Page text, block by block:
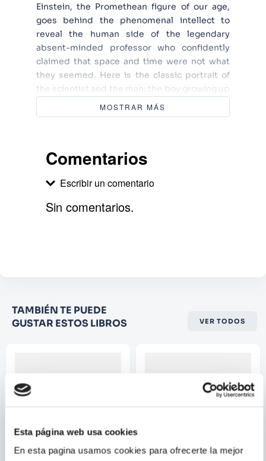
Esta página web usa cookies
En esta pagina usamos cookies para ofrecerte la mejor
Einstein, the Promethean figure of our age,
goes behind the phenomenal intellect to
reveal the human side of the legendary
absent-minded professor who confidently
claimed that space and time were not what
they seemed. Here is the classic portrait of
the scientist and the man: the boy growing up
in the Swiss Alps, the young man caught in an
unhappy first marriage, the passionate
Israeli state, and the physicist who believed
MOSTRAR MÁS
Comentarios
Escribir un comentario
Califique el producto de 1 a 5
estrellas
Escribir comentario
Sin comentarios.
TAMBIÉN TE PUEDE
GUSTAR ESTOS LIBROS
VER TODOS